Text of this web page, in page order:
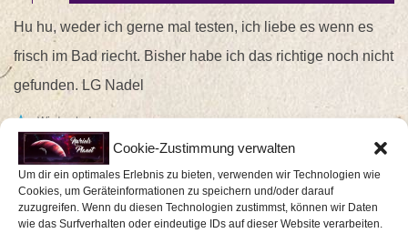
Cookie-Zustimmung verwalten
Um dir ein optimales Erlebnis zu bieten, verwenden wir Technologien wie
Cookies, um Geräteinformationen zu speichern und/oder darauf
zuzugreifen. Wenn du diesen Technologien zustimmst, können wir Daten
wie das Surfverhalten oder eindeutige IDs auf dieser Website verarbeiten.
Hu hu, weder ich gerne mal testen, ich liebe es wenn es
frisch im Bad riecht. Bisher habe ich das richtige noch nicht
gefunden. LG Nadel
Wird geladen …
NADJA HAFFKE
11 JAHREN AGO PERMALINK
ANTWORTEN
Ich hab's ausprobiert. Funktioniert echt gut.